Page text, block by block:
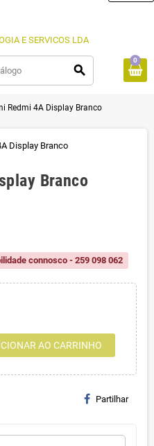
search
0
Redmi 4A Display Branco
Branco
connosco - 259 098 062
AO CARRINHO
Partilhar